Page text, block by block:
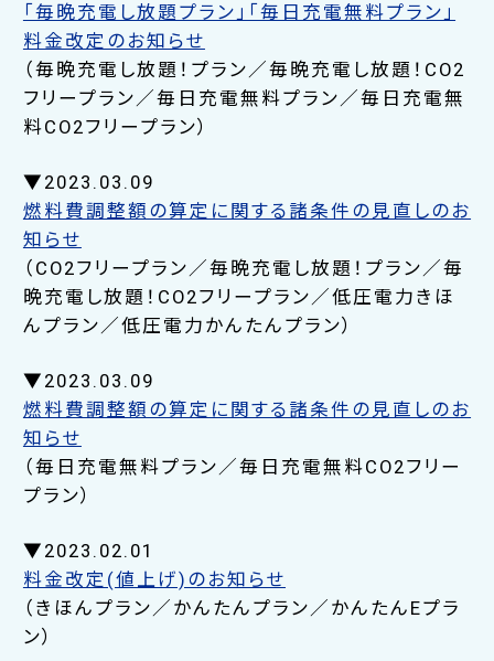
「毎晩充電し放題プラン」「毎日充電無料プラン」
料金改定のお知らせ
（毎晩充電し放題！プラン／毎晩充電し放題！CO2
フリープラン／毎日充電無料プラン／毎日充電無
料CO2フリープラン）
▼2023.03.09
燃料費調整額の算定に関する諸条件の見直しのお
知らせ
（CO2フリープラン／毎晩充電し放題！プラン／毎
晩充電し放題！CO2フリープラン／低圧電力きほ
んプラン／低圧電力かんたんプラン）
▼2023.03.09
燃料費調整額の算定に関する諸条件の見直しのお
知らせ
（毎日充電無料プラン／毎日充電無料CO2フリー
プラン）
▼2023.02.01
料金改定(値上げ)のお知らせ
（きほんプラン／かんたんプラン／かんたんEプラ
ン）